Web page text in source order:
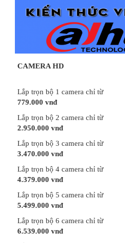
CAMERA HD
Lắp trọn bộ 1 camera chỉ từ
779.000 vnđ
Lắp trọn bộ 2 camera chỉ từ
2.950.000 vnđ
Lắp trọn bộ 3 camera chỉ từ
3.470.000 vnđ
Lắp trọn bộ 4 camera chỉ từ
4.379.000 vnđ
Lắp trọn bộ 5 camera chỉ từ
5.499.000 vnđ
Lắp trọn bộ 6 camera chỉ từ
6.539.000 vnđ